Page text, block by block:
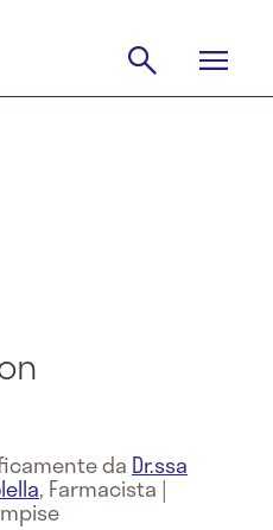
da Dr.ssa
, Farmacista |